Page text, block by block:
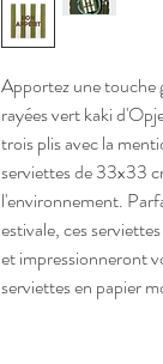
Apportez une touche
rayées vert kaki
trois plis avec la
serviettes de 33x33
l'environnement.
estivale, ces
et impressionneront
serviettes en papier